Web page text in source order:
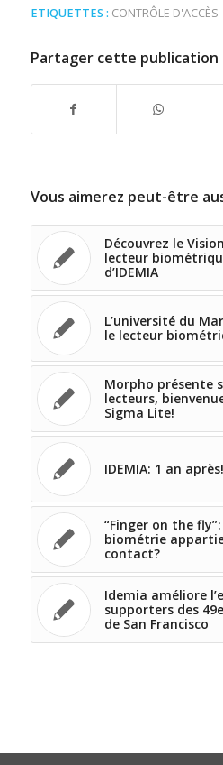
ETIQUETTES : CONTRÔLE D'ACCÈS
Partager cette publication
Vous aimerez peut-être
Découvrez le
lecteur
d’IDEMIA
L’université du
le lecteur
Morpho présente
lecteurs,
Sigma Lite!
IDEMIA: 1 an après!
“Finger on the
biométrie
contact?
Idemia améliore
supporters des
de San Francisco